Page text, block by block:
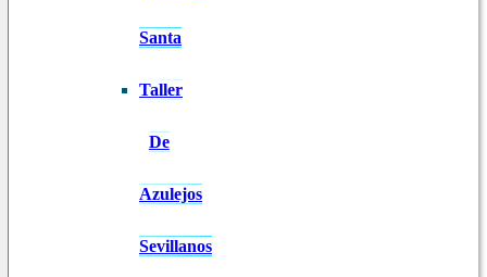
Santa
Taller
De
Azulejos
Sevillanos